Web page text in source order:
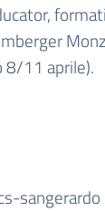
8/11 aprile).
sangerardo